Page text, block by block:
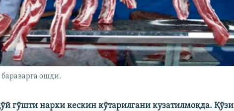
ошди.
гўшти нархи кескин кўтарилгани кузатилмоқда. Қўзи